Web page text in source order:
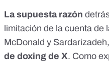
La supuesta razón
limitación de la cuenta de
McDonald y Sardarizadeh
de doxing de X. Como